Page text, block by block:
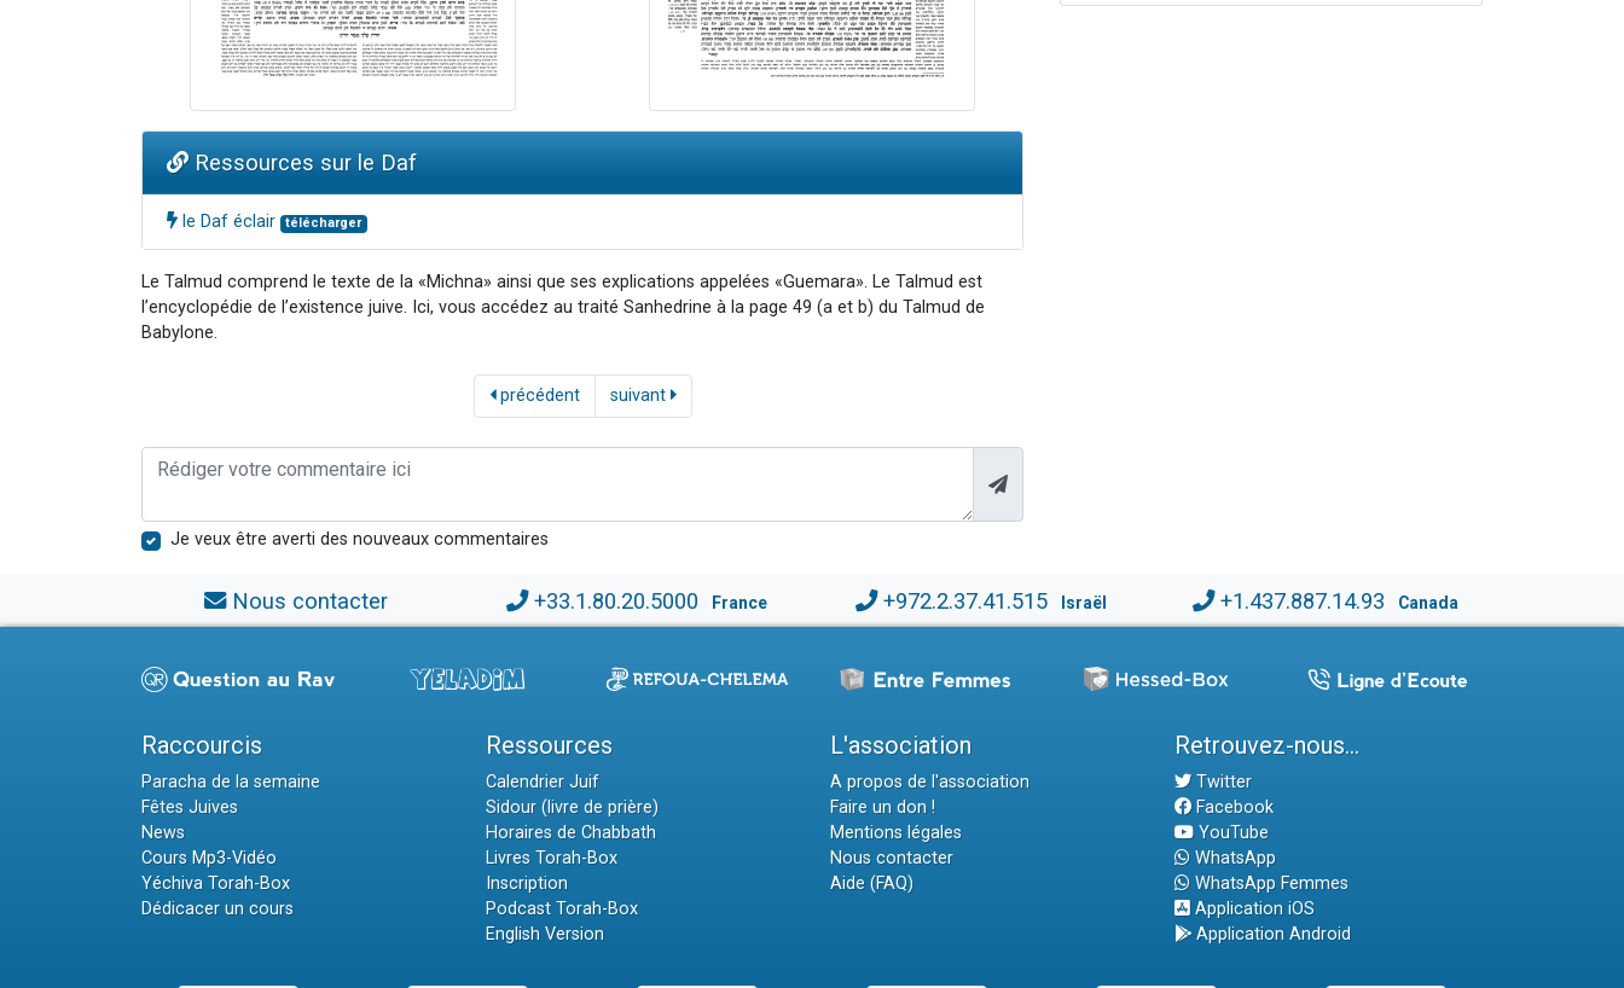
Ressources sur le Daf
le Daf éclair télécharger
Le Talmud comprend le texte de la «Michna» ainsi que ses explications appelées «Guemara». Le Talmud est
l’encyclopédie de l’existence juive. Ici, vous accédez au traité Sanhedrine à la page 49 (a et b) du Talmud de
Babylone.
précédent suivant
Je veux être averti des nouveaux commentaires
Nous contacter +33.1.80.20.5000 France +972.2.37.41.515 Israël +1.437.887.14.93 Canada
Raccourcis
Paracha de la semaine
Fêtes Juives
News
Cours Mp3-Vidéo
Yéchiva Torah-Box
Dédicacer un cours
Ressources
Calendrier Juif
Sidour (livre de prière)
Horaires de Chabbath
Livres Torah-Box
Inscription
Podcast Torah-Box
English Version
L'association
A propos de l'association
Faire un don !
Mentions légales
Nous contacter
Aide (FAQ)
Retrouvez-nous...
Twitter
Facebook
YouTube
WhatsApp
WhatsApp Femmes
Application iOS
Application Android